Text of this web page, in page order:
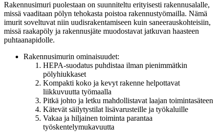
Rakennusimuri puolestaan on suunniteltu erityisesti rakennusalalle,
missä vaaditaan pölyn tehokasta poistoa rakennustyömailla. Nämä
imurit soveltuvat niin uudisrakentamiseen kuin saneerauskohteisiin,
missä raakapöly ja rakennusjäte muodostavat jatkuvan haasteen
puhtaanapidolle.
Rakennusimurin ominaisuudet:
HEPA-suodatus puhdistaa ilman pienimmätkin
pölyhiukkaset
Kompakti koko ja kevyt rakenne helpottavat
liikkuvuutta työmaalla
Pitkä johto ja letku mahdollistavat laajan toimintasäteen
Kätevät säilytystilat lisävarusteille ja työkaluille
Vakaa ja hiljainen toiminta parantaa
työskentelymukavuutta